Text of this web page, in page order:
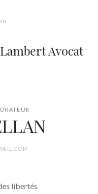
Avocat
libertés